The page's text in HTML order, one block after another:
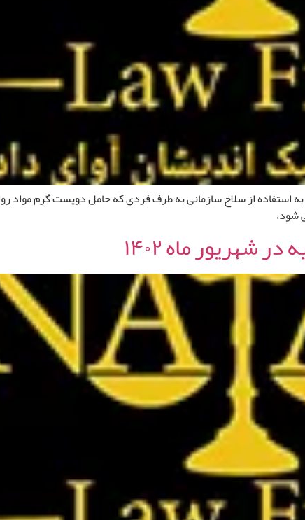
به استفاده از سلاح سازمانی به طرف فردی که حامل دویست گرم
شود،
ماه ۱۴۰۲